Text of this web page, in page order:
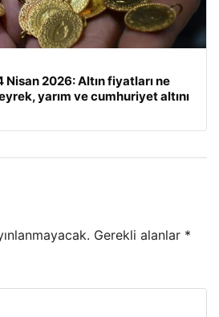
Nisan 2026: Altın fiyatları ne
yarım ve cumhuriyet altını
Gerekli alanlar *